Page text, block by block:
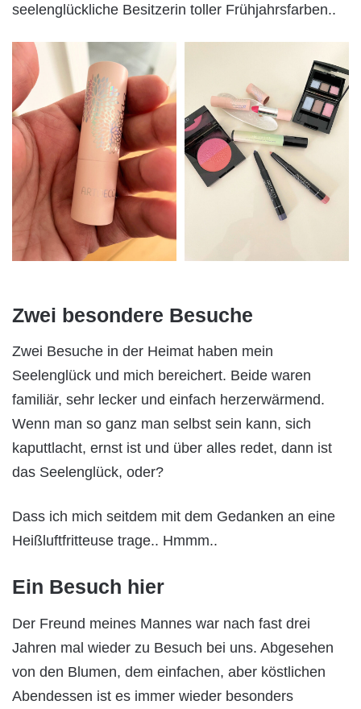
seelenglückliche Besitzerin toller Frühjahrsfarben..
Zwei besondere Besuche
Zwei Besuche in der Heimat haben mein
Seelenglück und mich bereichert. Beide waren
familiär, sehr lecker und einfach herzerwärmend.
Wenn man so ganz man selbst sein kann, sich
kaputtlacht, ernst ist und über alles redet, dann ist
das Seelenglück, oder?
Dass ich mich seitdem mit dem Gedanken an eine
Heißluftfritteuse trage.. Hmmm..
Ein Besuch hier
Der Freund meines Mannes war nach fast drei
Jahren mal wieder zu Besuch bei uns. Abgesehen
von den Blumen, dem einfachen, aber köstlichen
Abendessen ist es immer wieder besonders